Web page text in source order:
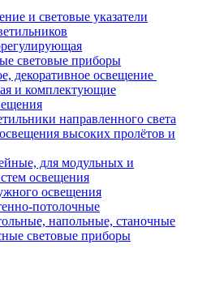
и световые указатели
световые приборы
декоративное освещение
и комплектующие
направленного света
высоких пролётов и
для модульных и
освещения
освещения
потолочные
напольные, станочные
световые приборы